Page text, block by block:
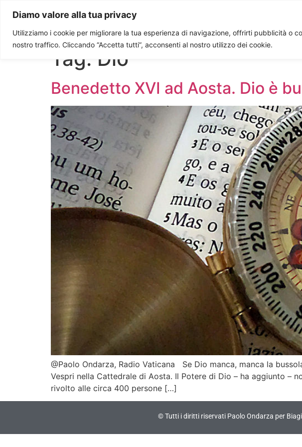
Diamo valore alla tua privacy
Utilizziamo i cookie per migliorare la tua esperienza di navigazione, offrirti pubblicità o
nostro traffico. Cliccando “Accetta tutti”, acconsenti al nostro utilizzo dei cookie.
Paolo Ondarza
Tag: Dio
Benedetto XVI ad Aosta. Dio è
@Paolo Ondarza, Radio Vaticana Se Dio manca, manca la
Vespri nella Cattedrale di Aosta. Il Potere di Dio – ha aggiunto –
rivolto alle circa 400 persone […]
© Tutti i diritti riservati Paolo Ondarza per